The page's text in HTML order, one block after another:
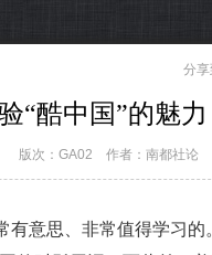
“酷中国”的魅力
版次：GA02 作者：南都社论
意思、非常值得学习的
分享